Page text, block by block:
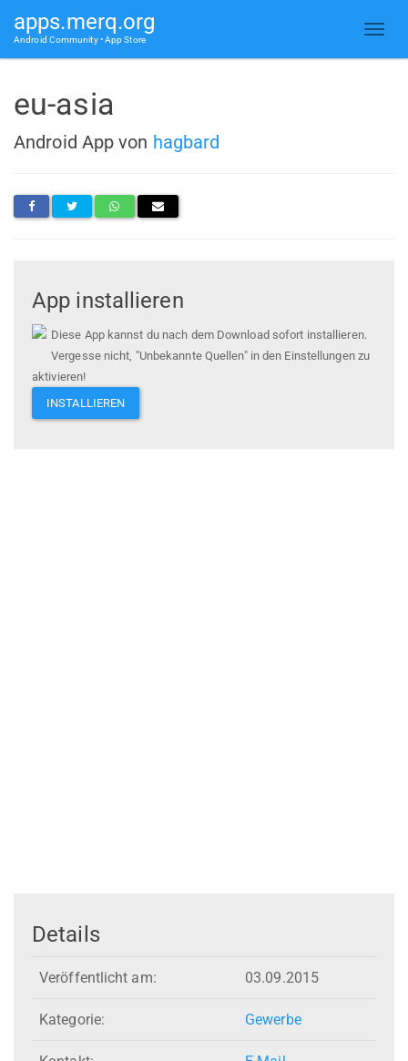
apps.merq.org
Android Community • App Store
eu-asia
Android App von hagbard
App installieren
Diese App kannst du nach dem Download sofort installieren.
Vergesse nicht, "Unbekannte Quellen" in den Einstellungen zu
aktivieren!
INSTALLIEREN
Details
Veröffentlicht am: 03.09.2015
Kategorie: Gewerbe